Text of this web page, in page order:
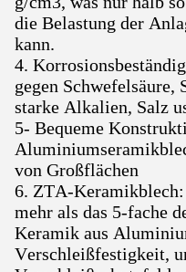
die Belastung der
kann.
4.
gegen Schwefelsäure,
starke Alkalien, Salz
5- Bequeme
von Großflächen
6. ZTA-Keramikblech:
mehr als das 5-fache
Keramik aus
Verschleißfestigkeit,